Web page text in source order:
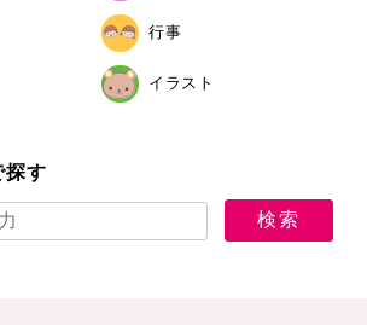
行事
イラスト
探す